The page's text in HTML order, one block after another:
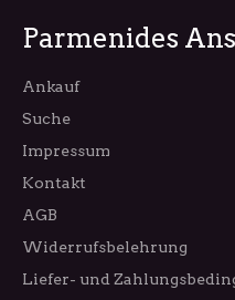
Parmenides
Ankauf
Suche
Impressum
Kontakt
AGB
Widerrufsbelehrung
Liefer- und